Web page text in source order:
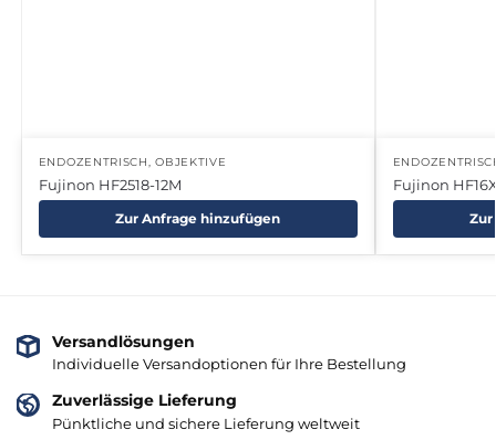
ENDOZENTRISCH,OBJEKTIVE
Fujinon HF2518-12M
Zur Anfrage hinzufügen
Fujinon
Versandlösungen
Individuelle Versandoptionen für Ihre Bestellung
Zuverlässige Lieferung
Pünktliche und sichere Lieferung weltweit